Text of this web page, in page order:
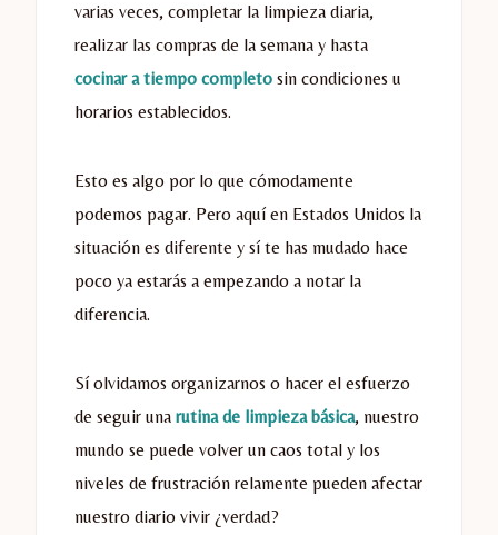
varias veces, completar la limpieza diaria,
realizar las compras de la semana y hasta
cocinar a tiempo completo sin condiciones u
horarios establecidos.
Esto es algo por lo que cómodamente
podemos pagar. Pero aquí en Estados Unidos la
situación es diferente y sí te has mudado hace
poco ya estarás a empezando a notar la
diferencia.
Sí olvidamos organizarnos o hacer el esfuerzo
de seguir una rutina de limpieza básica, nuestro
mundo se puede volver un caos total y los
niveles de frustración relamente pueden afectar
nuestro diario vivir ¿verdad?